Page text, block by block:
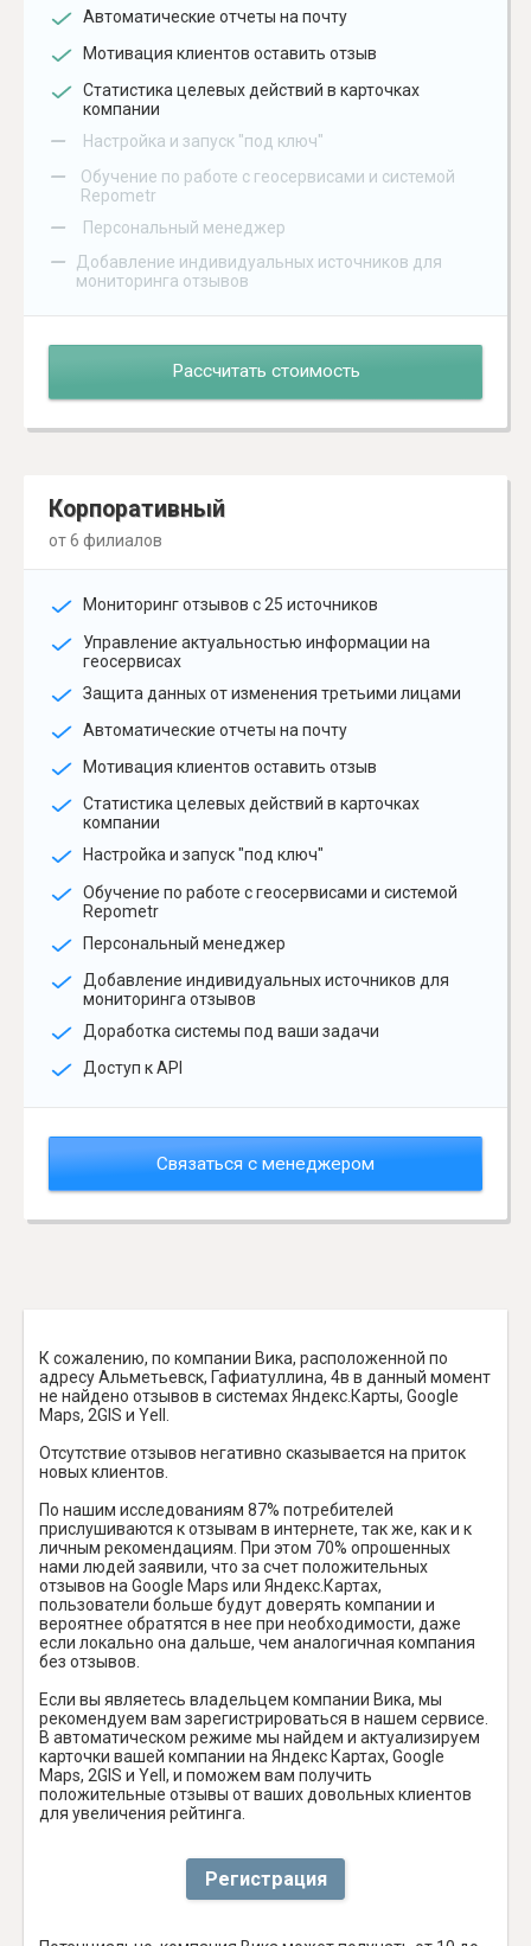
Автоматические отчеты на почту
Мотивация клиентов оставить отзыв
Статистика целевых действий в карточках
компании
– Настройка и запуск "под ключ"
–
Обучение по работе с геосервисами и системой
Repometr
– Персональный менеджер
–
Добавление индивидуальных источников для
мониторинга отзывов
Рассчитать стоимость
Корпоративный
от 6 филиалов
Мониторинг отзывов с 25 источников
Управление актуальностью информации на
геосервисах
Защита данных от изменения третьими лицами
Автоматические отчеты на почту
Мотивация клиентов оставить отзыв
Статистика целевых действий в карточках
компании
Настройка и запуск "под ключ"
Обучение по работе с геосервисами и системой
Repometr
Персональный менеджер
Добавление индивидуальных источников для
мониторинга отзывов
Доработка системы под ваши задачи
Доступ к API
Связаться с менеджером
К сожалению, по компании Вика, расположенной по
адресу Альметьевск, Гафиатуллина, 4в в данный момент
не найдено отзывов в системах Яндекс.Карты, Google
Maps, 2GIS и Yell.
Отсутствие отзывов негативно сказывается на приток
новых клиентов.
По нашим исследованиям 87% потребителей
прислушиваются к отзывам в интернете, так же, как и к
личным рекомендациям. При этом 70% опрошенных
нами людей заявили, что за счет положительных
отзывов на Google Maps или Яндекс.Картах,
пользователи больше будут доверять компании и
вероятнее обратятся в нее при необходимости, даже
если локально она дальше, чем аналогичная компания
без отзывов.
Если вы являетесь владельцем компании Вика, мы
рекомендуем вам зарегистрироваться в нашем сервисе.
В автоматическом режиме мы найдем и актуализируем
карточки вашей компании на Яндекс Картах, Google
Maps, 2GIS и Yell, и поможем вам получить
положительные отзывы от ваших довольных клиентов
для увеличения рейтинга.
Регистрация